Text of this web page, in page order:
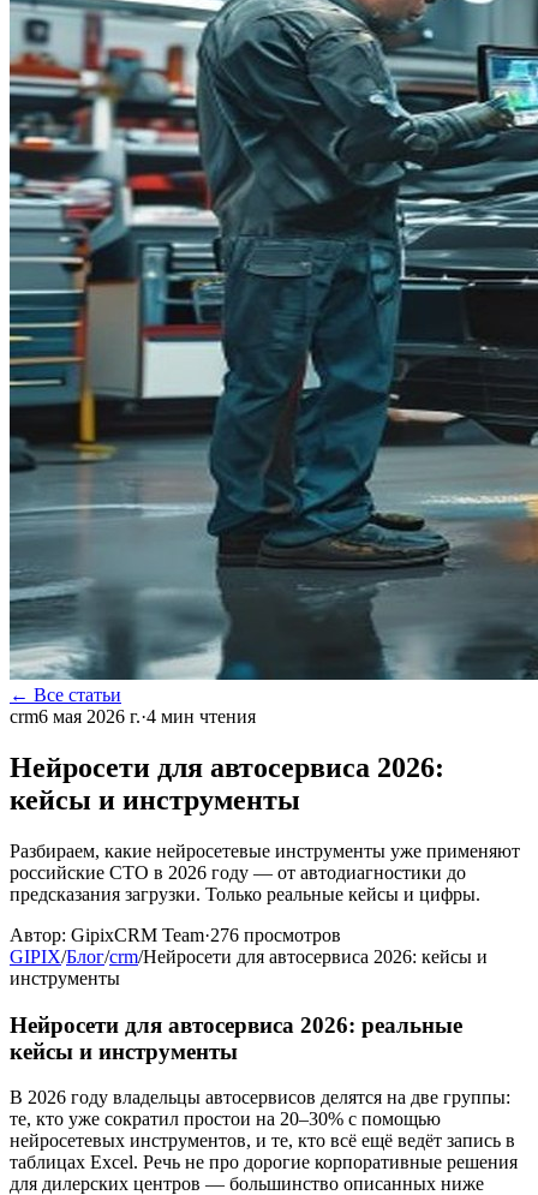
← Все статьи
crm6 мая 2026 г.·4 мин чтения
Нейросети для автосервиса 2026:
кейсы и инструменты
Разбираем, какие нейросетевые инструменты уже применяют
российские СТО в 2026 году — от автодиагностики до
предсказания загрузки. Только реальные кейсы и цифры.
Автор: GipixCRM Team·276 просмотров
GIPIX/Блог/crm/Нейросети для автосервиса 2026: кейсы и
инструменты
Нейросети для автосервиса 2026: реальные
кейсы и инструменты
В 2026 году владельцы автосервисов делятся на две группы:
те, кто уже сократил простои на 20–30% с помощью
нейросетевых инструментов, и те, кто всё ещё ведёт запись в
таблицах Excel. Речь не про дорогие корпоративные решения
для дилерских центров — большинство описанных ниже